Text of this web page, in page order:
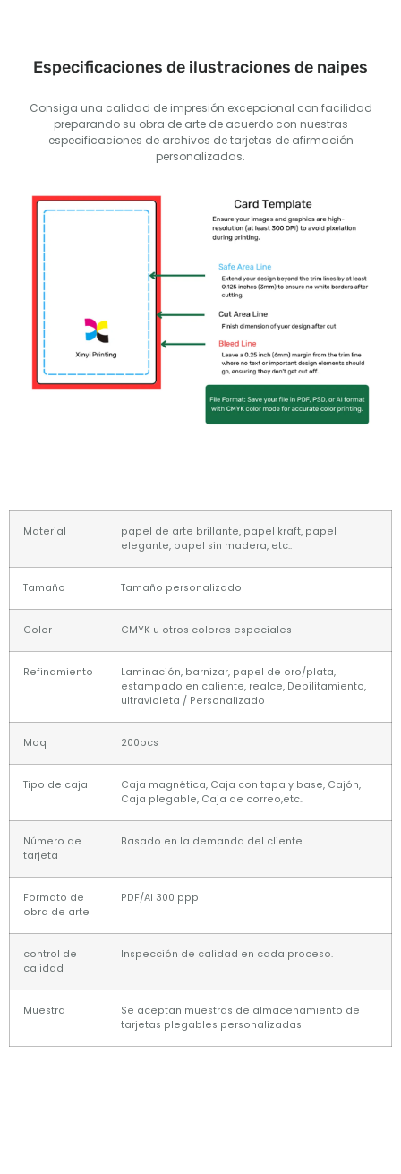
Especificaciones de ilustraciones de naipes
Consiga una calidad de impresión excepcional con facilidad
preparando su obra de arte de acuerdo con nuestras
especificaciones de archivos de tarjetas de afirmación
personalizadas.
Material
papel de arte brillante, papel kraft, papel
elegante, papel sin madera, etc..
Tamaño Tamaño personalizado
Color CMYK u otros colores especiales
Refinamiento
Laminación, barnizar, papel de oro/plata,
estampado en caliente, realce, Debilitamiento,
ultravioleta / Personalizado
Moq 200pcs
Tipo de caja
Caja magnética, Caja con tapa y base, Cajón,
Caja plegable, Caja de correo,etc..
Número de
tarjeta
Basado en la demanda del cliente
Formato de
obra de arte
PDF/AI 300 ppp
control de
calidad
Inspección de calidad en cada proceso.
Muestra
Se aceptan muestras de almacenamiento de
tarjetas plegables personalizadas